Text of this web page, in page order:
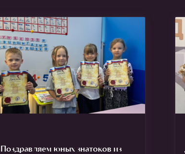
Поздравляем юных знатоков из